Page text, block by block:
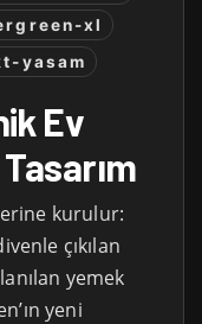
xl
yasam
Ev
kurulur:
çıkılan
yemek
yeni